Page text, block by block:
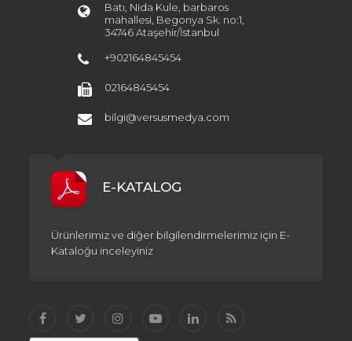
Batı, Nida Kule, barbaros
mahallesi, Begonya Sk. no:1,
34746 Ataşehir/İstanbul
+902164845454
02164845454
bilgi@versusmedya.com
E-KATALOG
Ürünlerimiz ve diğer bilgilendirmelerimiz için E-
Kataloğu inceleyiniz